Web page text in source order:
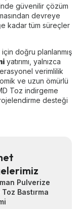
güvenilir çözüm
devreye
kadar tüm süreçler
doğru planlanmış
yatırımı, yalnızca
verimlilik
ve uzun ömürlü
Toz indirgeme
desteği
Pulverize
Bastırma